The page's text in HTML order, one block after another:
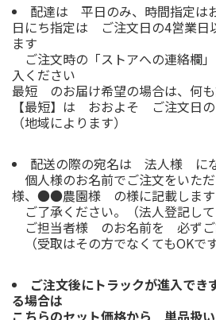
配達は 平日のみ、時間指定は
日にち指定は ご注文日の4営業
ます
ご注文時の「ストアへの連絡欄
入ください
最短 のお届け希望の場合は、何
【最短】は おおよそ ご注文日
（地域によります）
配送の際の宛名は 法人様 に
個人様のお名前でご注文をい
様、●●農園様 の様に記載します
ご了承ください。（法人登記して
ご担当者様 のお名前を 必ずご
（受取はその方でなくてもOKです
ご注文後にトラックが進入でき
る場合は
こちらのセット価格から 単品扱